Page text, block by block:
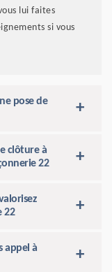
lui faites
si vous
pose de
clôture à
22
22
appel à